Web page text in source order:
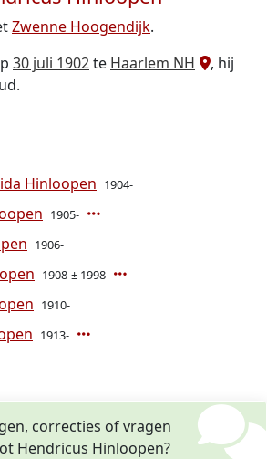
Zwenne Hoogendijk.
30 juli 1902te Haarlem NH
, hij
Hinloopen 1904-
1905-
1906-
1908-± 1998
1910-
1913-
correcties of vragen
Hendricus Hinloopen?